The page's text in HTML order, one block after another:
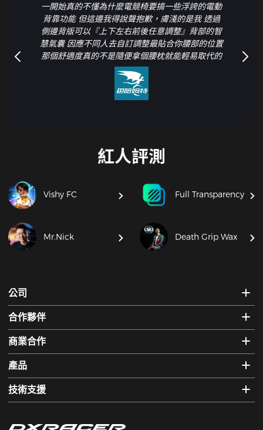
一開始真的不懂為什麼電競椅要搞一些浮誇的電動
背靠功能 但這邊我得說聲抱歉，膚淺的是我 透過
側邊背版可以『上下左右前後任意調整』背部的智
慧氣囊 因應不同人去自訂調整最貼合你腰部的位置
那個舒適度真的不是隨便拿個腰枕就能輕易取代的
紅人評測
Vishy FC Full Transparency
Mr.Nick Death Grip Wax
公司
合作夥伴
商業合作
產品
技術支援